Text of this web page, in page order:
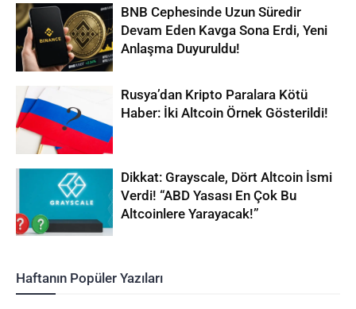
BNB Cephesinde Uzun Süredir
Devam Eden Kavga Sona Erdi, Yeni
Anlaşma Duyuruldu!
Rusya’dan Kripto Paralara Kötü
Haber: İki Altcoin Örnek Gösterildi!
Dikkat: Grayscale, Dört Altcoin İsmi
Verdi! “ABD Yasası En Çok Bu
Altcoinlere Yarayacak!”
Haftanın Popüler Yazıları